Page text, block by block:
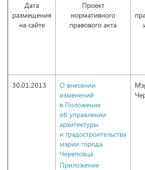
Дата
размещения
на сайте
Проект
нормативного
правового акта
30.01.2013
О внесении
изменений
в Положение
об управлении
архитектуры
и градостроительства
мэрии города
Череповца
Приложение